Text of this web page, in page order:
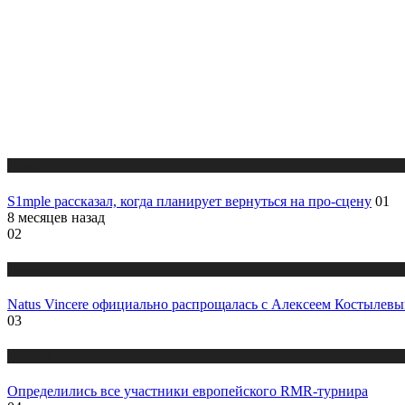
S1mple рассказал, когда планирует вернуться на про-сцену 01
8 месяцев назад
02
Natus Vincere официально распрощалась с Алексеем
03
Определились все участники европейского RMR-турнира